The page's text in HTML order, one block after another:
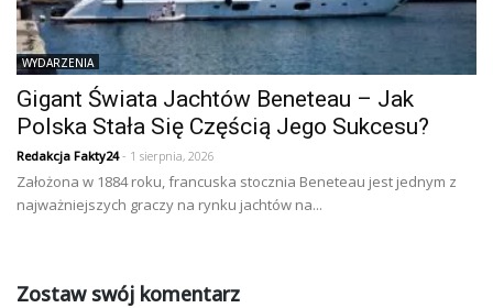
WYDARZENIA
Gigant Świata Jachtów Beneteau – Jak
Polska Stała Się Częścią Jego Sukcesu?
Redakcja Fakty24- 1 sierpnia, 2026
Założona w 1884 roku, francuska stocznia Beneteau jest jednym z
najważniejszych graczy na rynku jachtów na...
Zostaw swój komentarz